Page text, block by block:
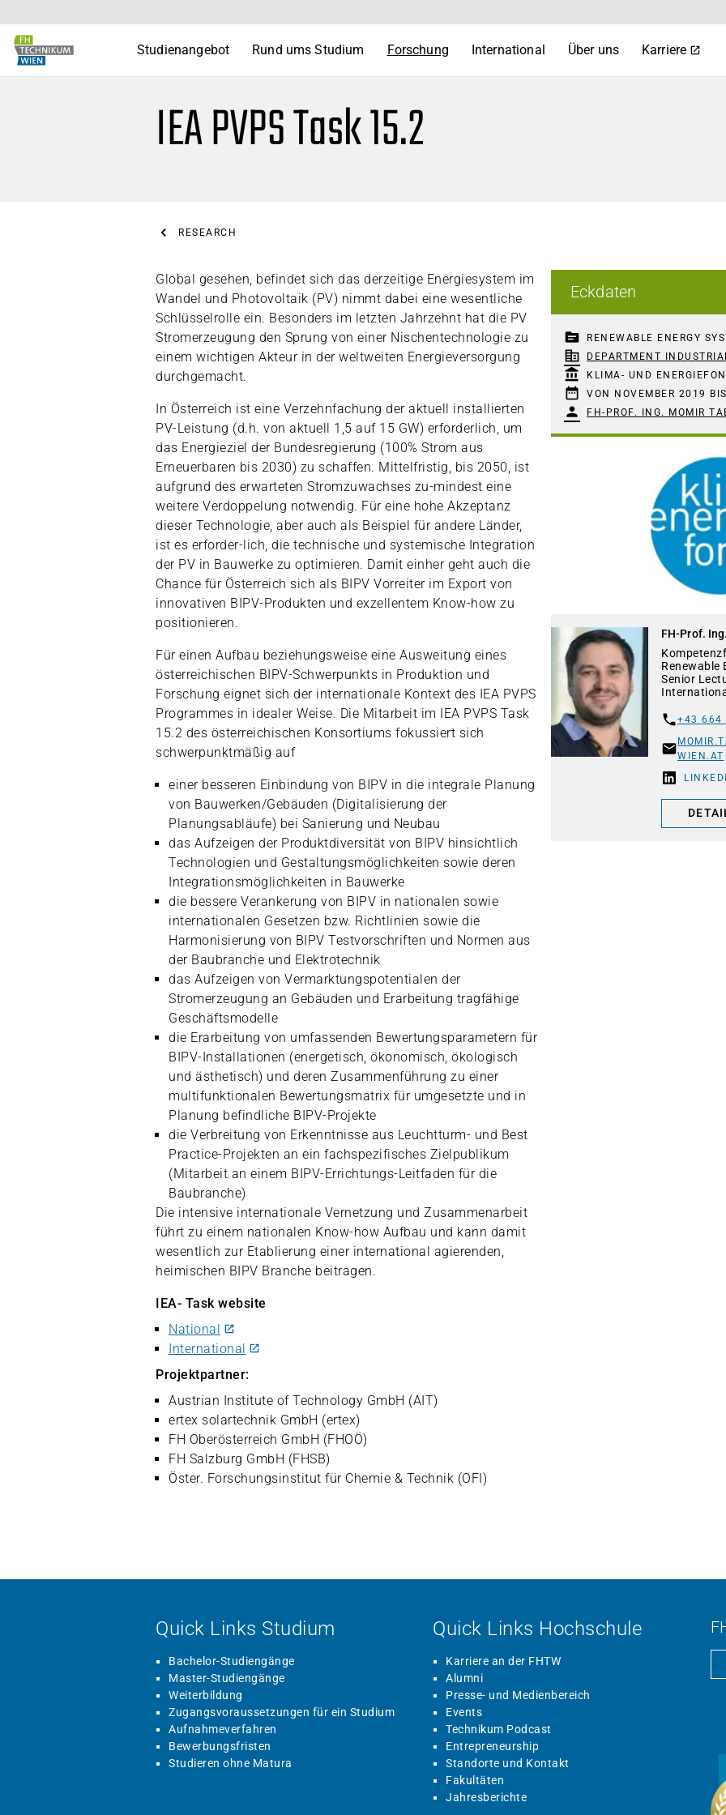
Studienangebot Rund ums Studium Forschung International Über uns Karriere
IEA PVPS Task 15.2
RESEARCH
Global gesehen, befindet sich das derzeitige Energiesystem im
Wandel und Photovoltaik (PV) nimmt dabei eine wesentliche
Schlüsselrolle ein. Besonders im letzten Jahrzehnt hat die PV
Stromerzeugung den Sprung von einer Nischentechnologie zu
einem wichtigen Akteur in der weltweiten Energieversorgung
durchgemacht.
In Österreich ist eine Verzehnfachung der aktuell installierten
PV-Leistung (d.h. von aktuell 1,5 auf 15 GW) erforderlich, um
das Energieziel der Bundesregierung (100% Strom aus
Erneuerbaren bis 2030) zu schaffen. Mittelfristig, bis 2050, ist
aufgrund des erwarteten Stromzuwachses zu-mindest eine
weitere Verdoppelung notwendig. Für eine hohe Akzeptanz
dieser Technologie, aber auch als Beispiel für andere Länder,
ist es erforder-lich, die technische und systemische Integration
der PV in Bauwerke zu optimieren. Damit einher geht auch die
Chance für Österreich sich als BIPV Vorreiter im Export von
innovativen BIPV-Produkten und exzellentem Know-how zu
positionieren.
Für einen Aufbau beziehungsweise eine Ausweitung eines
österreichischen BIPV-Schwerpunkts in Produktion und
Forschung eignet sich der internationale Kontext des IEA PVPS
Programmes in idealer Weise. Die Mitarbeit im IEA PVPS Task
15.2 des österreichischen Konsortiums fokussiert sich
schwerpunktmäßig auf
einer besseren Einbindung von BIPV in die integrale Planung
von Bauwerken/Gebäuden (Digitalisierung der
Planungsabläufe) bei Sanierung und Neubau
das Aufzeigen der Produktdiversität von BIPV hinsichtlich
Technologien und Gestaltungsmöglichkeiten sowie deren
Integrationsmöglichkeiten in Bauwerke
die bessere Verankerung von BIPV in nationalen sowie
internationalen Gesetzen bzw. Richtlinien sowie die
Harmonisierung von BIPV Testvorschriften und Normen aus
der Baubranche und Elektrotechnik
das Aufzeigen von Vermarktungspotentialen der
Stromerzeugung an Gebäuden und Erarbeitung tragfähige
Geschäftsmodelle
die Erarbeitung von umfassenden Bewertungsparametern für
BIPV-Installationen (energetisch, ökonomisch, ökologisch
und ästhetisch) und deren Zusammenführung zu einer
multifunktionalen Bewertungsmatrix für umgesetzte und in
Planung befindliche BIPV-Projekte
die Verbreitung von Erkenntnisse aus Leuchtturm- und Best
Practice-Projekten an ein fachspezifisches Zielpublikum
(Mitarbeit an einem BIPV-Errichtungs-Leitfaden für die
Baubranche)
Die intensive internationale Vernetzung und Zusammenarbeit
führt zu einem nationalen Know-how Aufbau und kann damit
wesentlich zur Etablierung einer international agierenden,
heimischen BIPV Branche beitragen.
IEA- Task website
National
International
Projektpartner:
Austrian Institute of Technology GmbH (AIT)
ertex solartechnik GmbH (ertex)
FH Oberösterreich GmbH (FHOÖ)
FH Salzburg GmbH (FHSB)
Öster. Forschungsinstitut für Chemie & Technik (OFI)
Eckdaten
topic RENEWABLE ENERGY
corporate_fare DEPARTMENT
account_balance KLIMA- UND
date_range VON NOVEMBER 2019
person FH-PROF. ING. MOMIR
FH-Prof.
Renewable
Senior
+43 664
WIEN.AT
Quick Links Studium
Bachelor-Studiengänge
Master-Studiengänge
Weiterbildung
Zugangsvoraussetzungen für ein Studium
Aufnahmeverfahren
Bewerbungsfristen
Studieren ohne Matura
Quick Links Hochschule
Karriere an der FHTW
Alumni
Presse- und Medienbereich
Events
Technikum Podcast
Entrepreneurship
Standorte und Kontakt
Fakultäten
Jahresberichte